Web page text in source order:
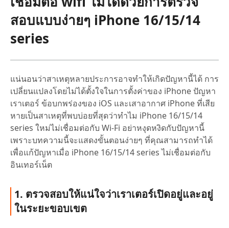
สอบแบบง่ายๆ iPhone 16/15/14
series
แน่นอนว่าสาเหตุหลายประการอาจทำให้เกิดปัญหานี้ได้ การ
เปลี่ยนแปลงโดยไม่ได้ตั้งใจในการตั้งค่าของ iPhone ปัญหา
เราเตอร์ ข้อบกพร่องของ iOS และเสาอากาศ iPhone ที่เสีย
หายเป็นสาเหตุที่พบบ่อยที่สุดว่าทำไม iPhone 16/15/14
series ใหม่ไม่เชื่อมต่อกับ Wi-Fi อย่าหงุดหงิดกับปัญหานี้
เพราะบทความนี้จะแสดงขั้นตอนง่ายๆ ที่คุณสามารถทำได้
เพื่อแก้ปัญหาเมื่อ iPhone 16/15/14 series ไม่เชื่อมต่อกับ
อินเทอร์เน็ต
1. ตรวจสอบให้แน่ใจว่าเราเตอร์เปิดอยู่และอยู่
ในระยะขอบเขต